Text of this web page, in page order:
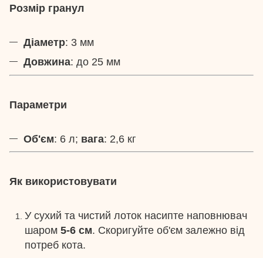
Розмір гранул
Діаметр: 3 мм
Довжина: до 25 мм
Параметри
Об'єм: 6 л; вага: 2,6 кг
Як використовувати
У сухий та чистий лоток насипте наповнювач
шаром 5-6 см. Скоригуйте об'єм залежно від
потреб кота.